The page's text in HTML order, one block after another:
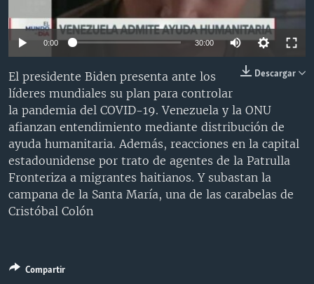
VENEZUELA
BRASIL
NICARAGUA
ECONOMÍA
ENTRETENIMIENTO Y CULTURA
CIENCIA Y SALUD
MULTIMEDIA
VIDEOS
PROGRAMAS TV
FORO INTERAMERICANO
VISIÓN 360
LAS CLAVES
PANORAMA
AVANCE INFORMATIVO
AUDIONOTICIAS
BUENOS DÍAS AMÉRICA
ESTADOS UNIDOS AL DÍA
EL MUNDO AL DÍA [RADIO]
FORO [RADIO]
NOTA ECONÓMICA
DIRECT
DOCUMENTALES DE LA VOA
Learning English
0:00 30:00
Descargar
El presidente Biden presenta ante los
líderes mundiales su plan para controlar
la pandemia del COVID-19. Venezuela y la ONU
afianzan entendimiento mediante distribución de
ayuda humanitaria. Además, reacciones en la capital
estadounidense por trato de agentes de la Patrulla
Fronteriza a migrantes haitianos. Y subastan la
campana de la Santa María, una de las carabelas de
Cristóbal Colón
Compartir